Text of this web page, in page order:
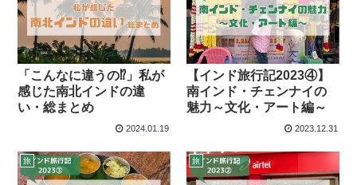
「こんなに違うの⁉」私が
感じた南北インドの違
い・総まとめ
2024.01.19
【インド旅行記2023④】
南インド・チェンナイの
魅力～文化・アート編～
2023.12.31
旅 旅